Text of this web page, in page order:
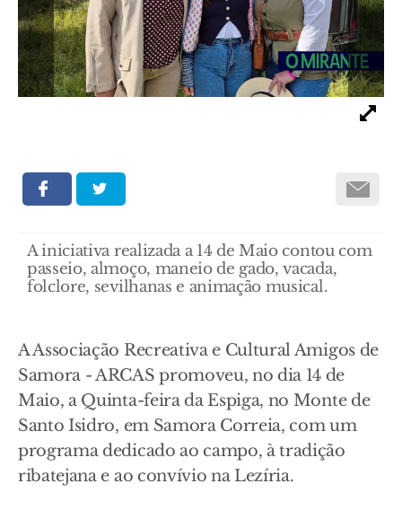
A iniciativa realizada a 14 de Maio contou com
passeio, almoço, maneio de gado, vacada,
folclore, sevilhanas e animação musical.
A Associação Recreativa e Cultural Amigos de
Samora - ARCAS promoveu, no dia 14 de
Maio, a Quinta-feira da Espiga, no Monte de
Santo Isidro, em Samora Correia, com um
programa dedicado ao campo, à tradição
ribatejana e ao convívio na Lezíria.